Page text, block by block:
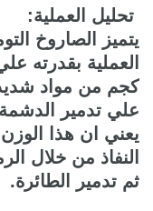
تحليل العملية:
يتميز الصاروخ
كجم من مواد
علي تدمير الدشمة
يعني ان هذا
النفاذ من خلال
ثم تدمير الطائرة.